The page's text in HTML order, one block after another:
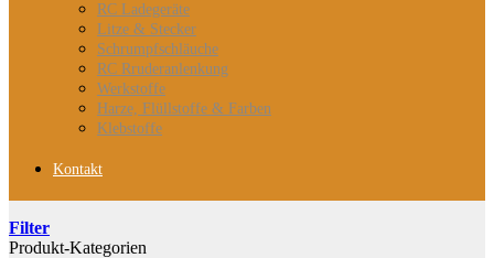
RC Ladegeräte
Litze & Stecker
Schrumpfschläuche
RC Rruderanlenkung
Werkstoffe
Harze, Flüllstoffe & Farben
Klebstoffe
Kontakt
Filter
Produkt-Kategorien